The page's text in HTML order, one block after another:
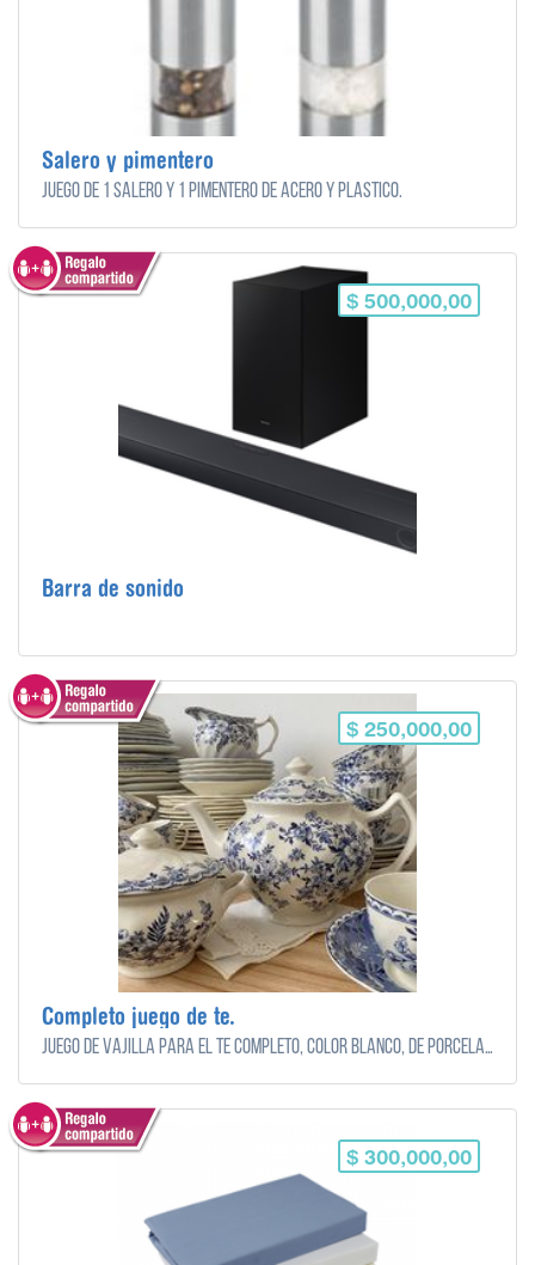
Salero y pimentero
Juego de 1 salero y 1 pimentero de acero y plastico.
$ 500,000,00
Barra de sonido
$ 250,000,00
Completo juego de te.
Juego de vajilla para el te completo, color blanco, de porcelana.
$ 300,000,00